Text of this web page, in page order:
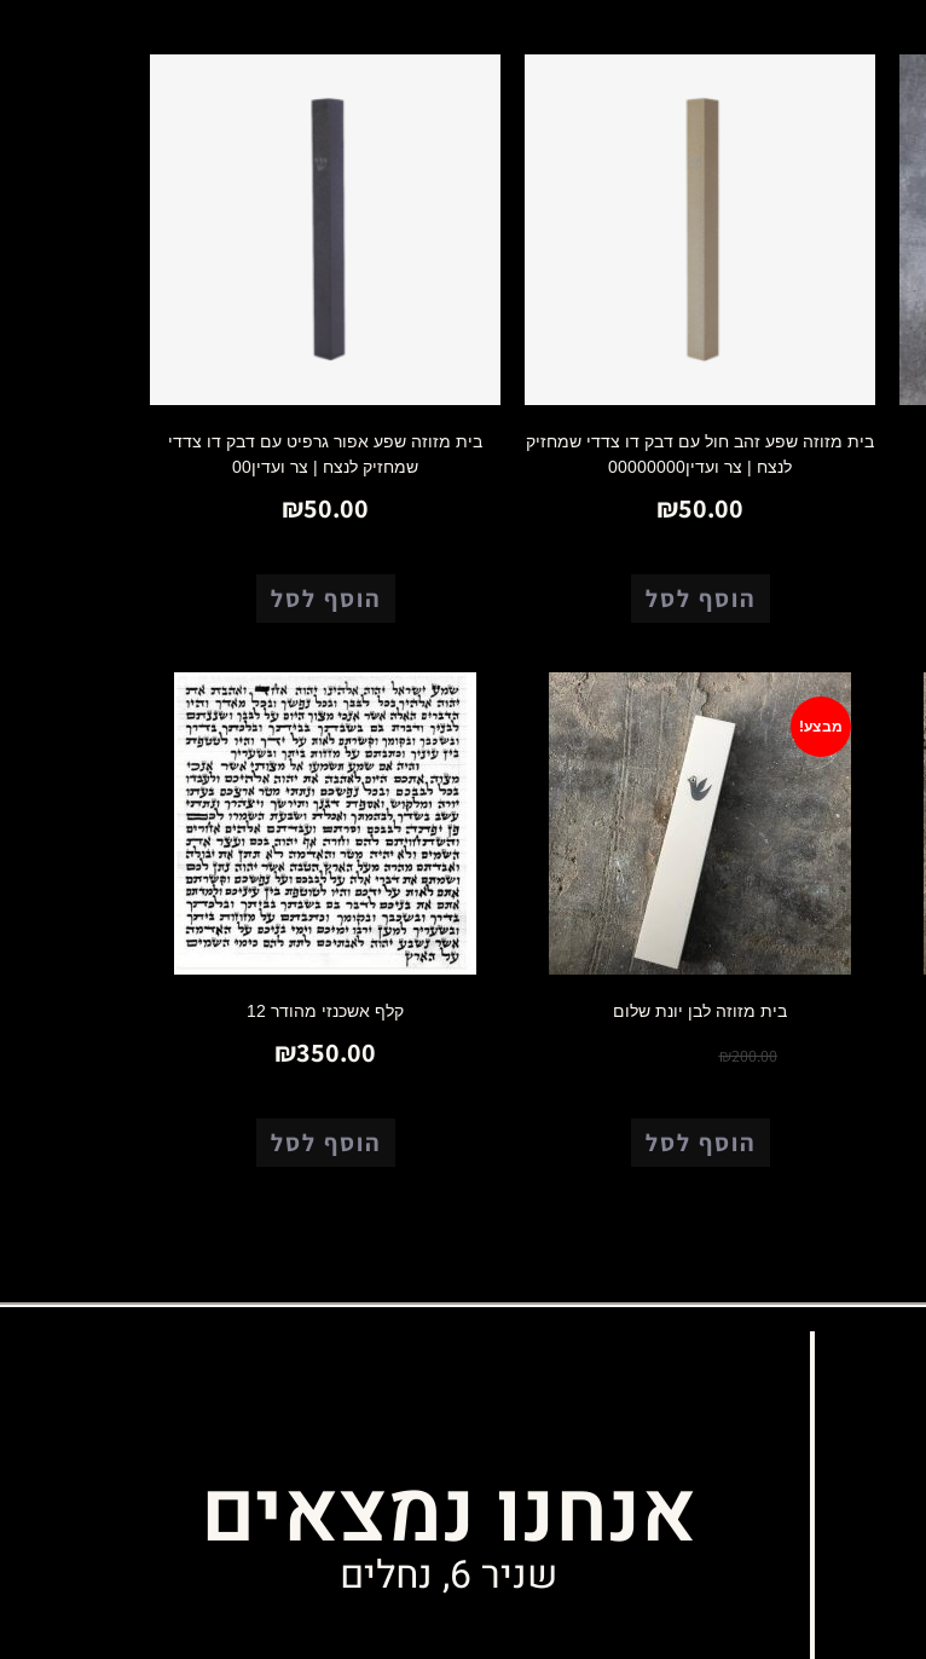
בית מזוזה שפע זהב חול עם דבק דו צדדי שמחזיק
לנצח | צר ועדין00000000
₪50.00
הוסף לסל
בית מזוזה שפע אפור גרפיט עם דבק דו צדדי
שמחזיק לנצח | צר ועדין00
₪50.00
הוסף לסל
מבצע!
בית מזוזה לבן יונת שלום
₪200.00
הוסף לסל
קלף אשכנזי מהודר 12
₪350.00
הוסף לסל
אנחנו נמצאים
שניר 6, נחלים